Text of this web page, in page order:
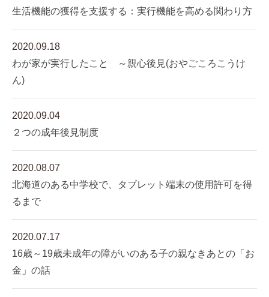
生活機能の獲得を支援する：実行機能を高める関わり方
2020.09.18
わが家が実行したこと ～親心後見(おやごころこうけ
ん)
2020.09.04
２つの成年後見制度
2020.08.07
北海道のある中学校で、タブレット端末の使用許可を得
るまで
2020.07.17
16歳～19歳未成年の障がいのある子の親なきあとの「お
金」の話